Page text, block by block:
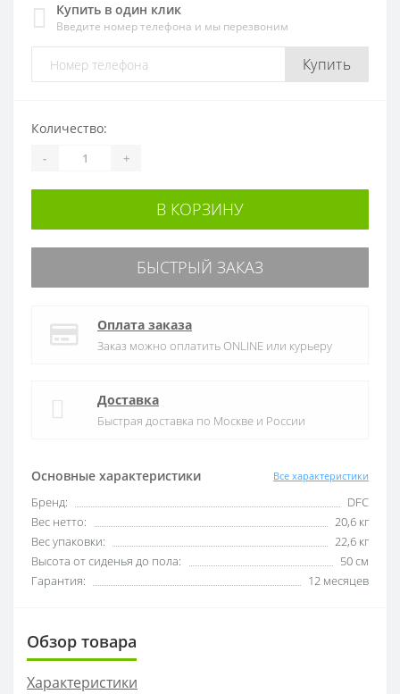
Купить в один клик
Введите номер телефона и мы перезвоним
Купить
Основные характеристики Все характеристики
Бренд:
DFC
Вес нетто:
20,6 кг
Вес упаковки:
22,6 кг
Высота от сиденья до пола:
50 см
Гарантия:
12 месяцев
Количество:
- +
В КОРЗИНУ
БЫСТРЫЙ ЗАКАЗ
Оплата заказа
Заказ можно оплатить ONLINE или курьеру
Доставка
Быстрая доставка по Москве и России
Обзор товара
Характеристики